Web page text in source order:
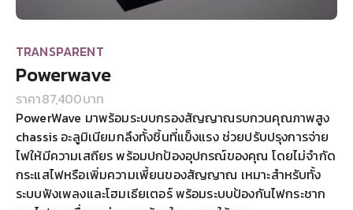
TRANSPARENT
Powerwave
ราคา87,400บาท
PowerWave มาพร้อมระบบกรองสัญญาณรบกวนคุณภาพสูง
chassis อะลูมิเนียมกลึงทั้งชิ้นที่แข็งแรง ช่วยปรับปรุงการจ่าย
ไฟให้มีความเสถียร พร้อมปกป้องอุปกรณ์ของคุณ โดยไม่จำกัด
กระแสไฟหรือเพิ่มความเพี้ยนของสัญญาณ เหมาะสำหรับทั้ง
ระบบฟังเพลงและโฮมเธียเตอร์ พร้อมระบบป้องกันไฟกระชาก